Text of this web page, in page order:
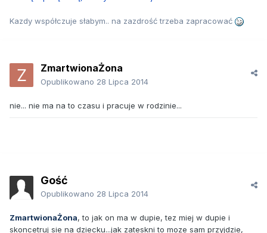
Kazdy współczuje słabym.. na zazdrość trzeba zapracować
ZmartwionaŻona
Opublikowano 28 Lipca 2014
nie... nie ma na to czasu i pracuje w rodzinie...
Gość
Opublikowano 28 Lipca 2014
ZmartwionaŻona, to jak on ma w dupie, tez miej w dupie i
skoncetruj sie na dziecku...jak zateskni to moze sam przyjdzie,